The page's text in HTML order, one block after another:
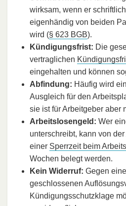
wirksam, wenn er
eigenhändig von beiden
wird (§ 623 BGB).
Kündigungsfrist: Die
vertraglichen
eingehalten und können
Abfindung: Häufig wird
Ausgleich für den
sie ist für Arbeitgeber aber
Arbeitslosengeld: Wer
unterschreibt, kann von
einer Sperrzeit beim
Wochen belegt werden.
Kein Widerruf: Gegen
geschlossenen
Kündigungsschutzklage